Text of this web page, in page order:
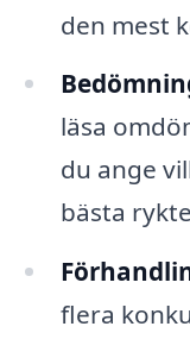
den mest
läsa
du ange
bästa
flera